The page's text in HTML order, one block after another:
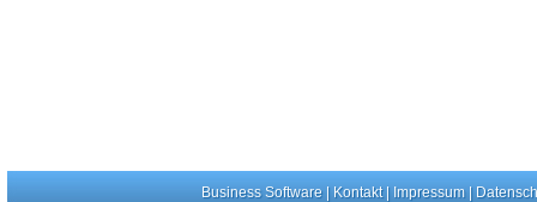
Business Software| Kontakt| Impressum|